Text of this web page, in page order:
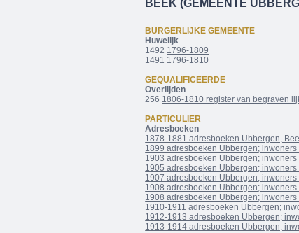
BEEK (GEMEENTE
BURGERLIJKE GEMEENTE
Huwelijk
1492 1796-1809
1491 1796-1810
GEQUALIFICEERDE
Overlijden
256 1806-1810 register van begraven
PARTICULIER
Adresboeken
1878-1881 adresboeken Ubbergen,
1899 adresboeken Ubbergen;
1903 adresboeken Ubbergen;
1905 adresboeken Ubbergen;
1907 adresboeken Ubbergen;
1908 adresboeken Ubbergen;
1908 adresboeken Ubbergen;
1910-1911 adresboeken Ubbergen;
1912-1913 adresboeken Ubbergen;
1913-1914 adresboeken Ubbergen;